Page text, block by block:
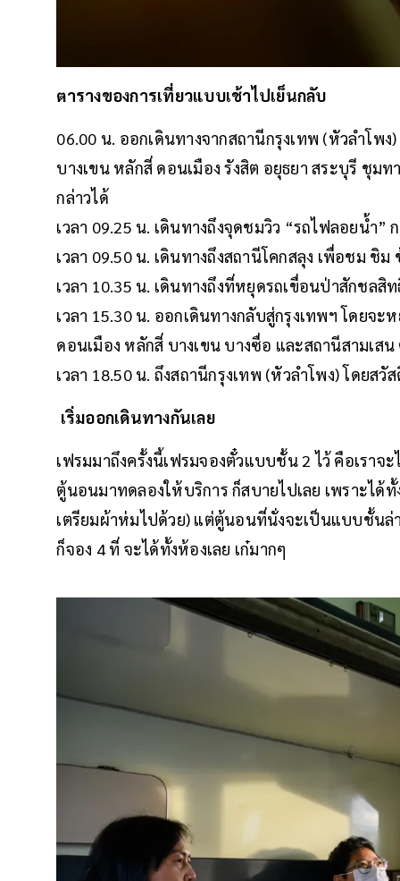
ตารางของการเที่ยวแบบเช้าไปเย็นกลับ
06.00 น. ออกเดินทางจากสถานีกรุงเทพ (หัวลำโ
บางเขน หลักสี่ ดอนเมือง รังสิต อยุธยา สระบุรี ชุม
กล่าวได้
เวลา 09.25 น. เดินทางถึงจุดชมวิว “รถไฟลอยน้ำ
เวลา 09.50 น. เดินทางถึงสถานีโคกสลุง เพื่อชม ชิ
เวลา 10.35 น. เดินทางถึงที่หยุดรถเขื่อนป่าสักชลสิ
เวลา 15.30 น. ออกเดินทางกลับสู่กรุงเทพฯ โดยจ
ดอนเมือง หลักสี่ บางเขน บางซื่อ และสถานีสามเส
เวลา 18.50 น. ถึงสถานีกรุงเทพ (หัวลำโพง) โดยส
เริ่มออกเดินทางกันเลย
เฟรมมาถึงครั้งนี้เฟรมจองตั๋วแบบชั้น 2 ไว้ คือเรา
ตู้นอนมาทดลองให้บริการ ก็สบายไปเลย เพราะไ
เตรียมผ้าห่มไปด้วย) แต่ตู้นอนที่นั่งจะเป็นแบบชั้น
ก็จอง 4 ที่ จะได้ทั้งห้องเลย เก๋มากๆ